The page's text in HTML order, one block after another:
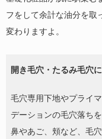
フをして余計な油分を取
変わりますよ。
開き毛穴・たるみ毛穴
毛穴専用下地やプライ
デーションの毛穴落ちを
鼻やあご、頬など、毛